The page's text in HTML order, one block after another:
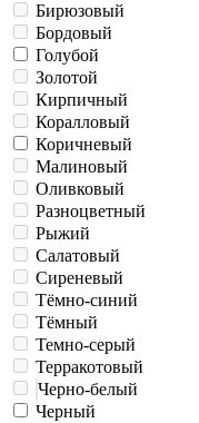
Бирюзовый
Бордовый
Голубой
Золотой
Кирпичный
Коралловый
Коричневый
Малиновый
Оливковый
Разноцветный
Рыжий
Салатовый
Сиреневый
Тёмно-синий
Тёмный
Темно-серый
Терракотовый
Черно-белый
Черный